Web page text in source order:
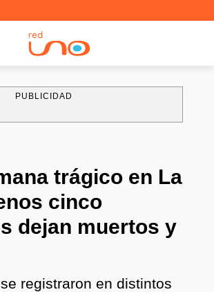
PUBLICIDAD
trágico en La
cinco
dejan muertos y
registraron en distintos